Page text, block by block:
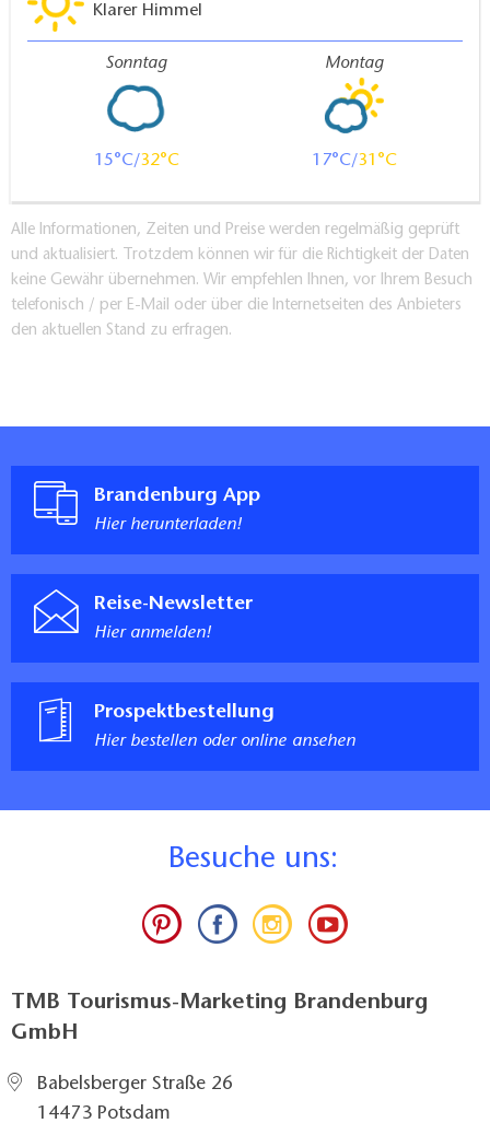
Klarer Himmel
Sonntag
15 32
Montag
17 31
Alle Informationen, Zeiten und Preise werden regelmäßig geprüft
und aktualisiert. Trotzdem können wir für die Richtigkeit der Daten
keine Gewähr übernehmen. Wir empfehlen Ihnen, vor Ihrem Besuch
telefonisch / per E-Mail oder über die Internetseiten des Anbieters
den aktuellen Stand zu erfragen.
Brandenburg App
Hier herunterladen!
Reise-Newsletter
Hier anmelden!
Prospektbestellung
Hier bestellen oder online ansehen
Besuche uns:
TMB Tourismus-Marketing Brandenburg
GmbH
Babelsberger Straße 26
14473 Potsdam